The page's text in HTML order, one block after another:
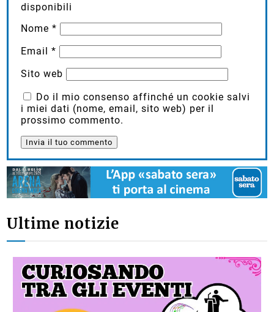
disponibili
Nome*
Email*
Sito web
Do il mio consenso affinché un cookie salvi
i miei dati (nome, email, sito web) per il
prossimo commento.
Ultime notizie